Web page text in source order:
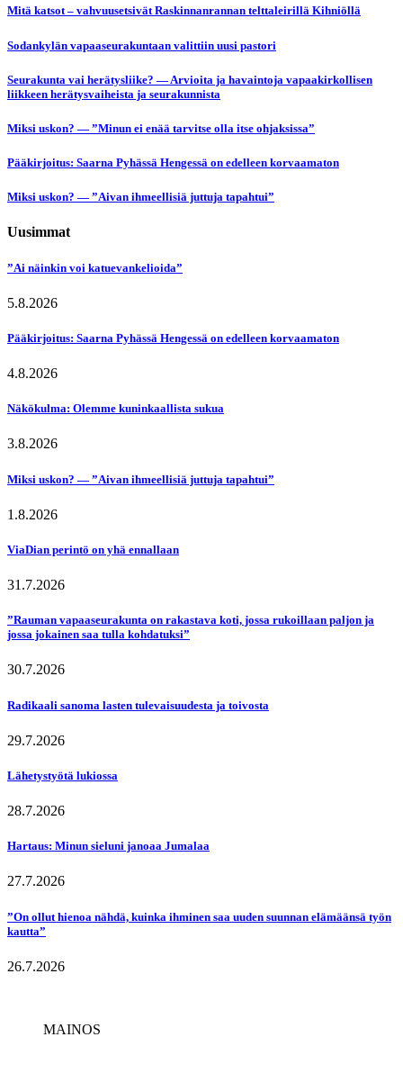
Mitä katsot – vahvuusetsivät Raskinnanrannan telttaleirillä Kihniöllä
Sodankylän vapaaseurakuntaan valittiin uusi pastori
Seurakunta vai herätysliike? — Arvioita ja havaintoja vapaakirkollisen
liikkeen herätysvaiheista ja seurakunnista
Miksi uskon? — ”Minun ei enää tarvitse olla itse ohjaksissa”
Pääkirjoitus: Saarna Pyhässä Hengessä on edelleen korvaamaton
Miksi uskon? — ”Aivan ihmeellisiä juttuja tapahtui”
Uusimmat
”Ai näinkin voi katuevankelioida”
5.8.2026
Pääkirjoitus: Saarna Pyhässä Hengessä on edelleen korvaamaton
4.8.2026
Näkökulma: Olemme kuninkaallista sukua
3.8.2026
Miksi uskon? — ”Aivan ihmeellisiä juttuja tapahtui”
1.8.2026
ViaDian perintö on yhä ennallaan
31.7.2026
”Rauman vapaaseurakunta on rakastava koti, jossa rukoillaan paljon ja
jossa jokainen saa tulla kohdatuksi”
30.7.2026
Radikaali sanoma lasten tulevaisuudesta ja toivosta
29.7.2026
Lähetystyötä lukiossa
28.7.2026
Hartaus: Minun sieluni janoaa Jumalaa
27.7.2026
”On ollut hienoa nähdä, kuinka ihminen saa uuden suunnan elämäänsä työn
kautta”
26.7.2026
MAINOS